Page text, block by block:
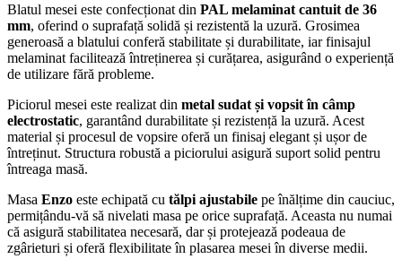
Blatul mesei este confecționat din PAL melaminat cantuit de 36
mm, oferind o suprafață solidă și rezistentă la uzură. Grosimea
generoasă a blatului conferă stabilitate și durabilitate, iar finisajul
melaminat facilitează întreținerea și curățarea, asigurând o experiență
de utilizare fără probleme.
Piciorul mesei este realizat din metal sudat și vopsit în câmp
electrostatic, garantând durabilitate și rezistență la uzură. Acest
material și procesul de vopsire oferă un finisaj elegant și ușor de
întreținut. Structura robustă a piciorului asigură suport solid pentru
întreaga masă.
Masa Enzo este echipată cu tălpi ajustabile pe înălțime din cauciuc,
permițându-vă să nivelati masa pe orice suprafață. Aceasta nu numai
că asigură stabilitatea necesară, dar și protejează podeaua de
zgârieturi și oferă flexibilitate în plasarea mesei în diverse medii.